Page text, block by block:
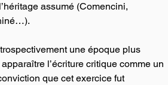
assumé (Comencini,
une époque plus
l’écriture critique comme un
que cet exercice fut